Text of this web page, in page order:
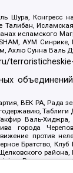
Конгресс
Талибан,
исламского
АУМ
Ахлю Сунна Валь
ВЕК РА, Рада
Валь-
города
против
Братство,
Религиозное